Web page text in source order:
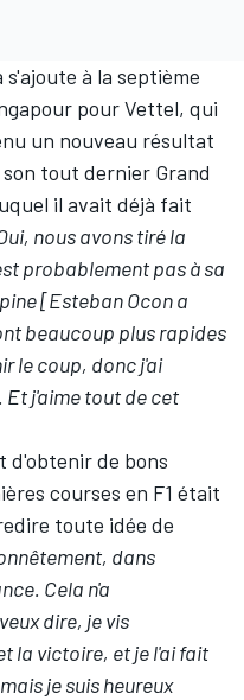
à la septième
pour Vettel, qui
un nouveau résultat
tout dernier Grand
il avait déjà fait
nous avons tiré la
probablement pas à sa
[Esteban Ocon a
beaucoup plus rapides
le coup, donc j'ai
j'aime tout de cet
d'obtenir de bons
courses en F1 était
toute idée de
dans
Cela n'a
dire, je vis
la victoire, et je l'ai fait
je suis heureux